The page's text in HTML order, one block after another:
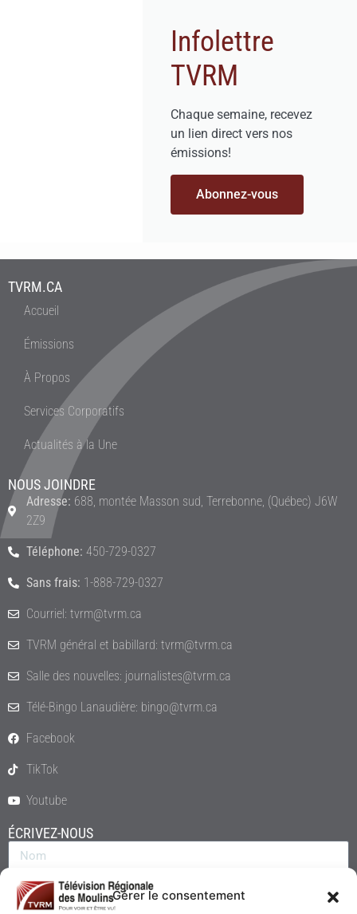
Gérer le consentement
Infolettre
TVRM
Chaque semaine, recevez
un lien direct vers nos
émissions!
Abonnez-vous
TVRM.CA
Accueil
Émissions
À Propos
Services Corporatifs
Actualités à la Une
NOUS JOINDRE
Adresse: 688, montée Masson sud, Terrebonne, (Québec) J6W
2Z9
Téléphone: 450-729-0327
Sans frais: 1-888-729-0327
Courriel: tvrm@tvrm.ca
TVRM général et babillard: tvrm@tvrm.ca
Salle des nouvelles: journalistes@tvrm.ca
Télé-Bingo Lanaudière: bingo@tvrm.ca
Facebook
TikTok
Youtube
ÉCRIVEZ-NOUS